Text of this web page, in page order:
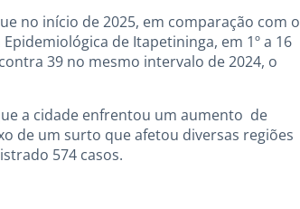
no início de 2025, em comparação com o
de Itapetininga, em 1º a 16
39 no mesmo intervalo de 2024, o
a cidade enfrentou um aumento de
de um surto que afetou diversas regiões
574 casos.